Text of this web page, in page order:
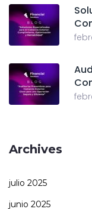
Archives
julio 2025
junio 2025